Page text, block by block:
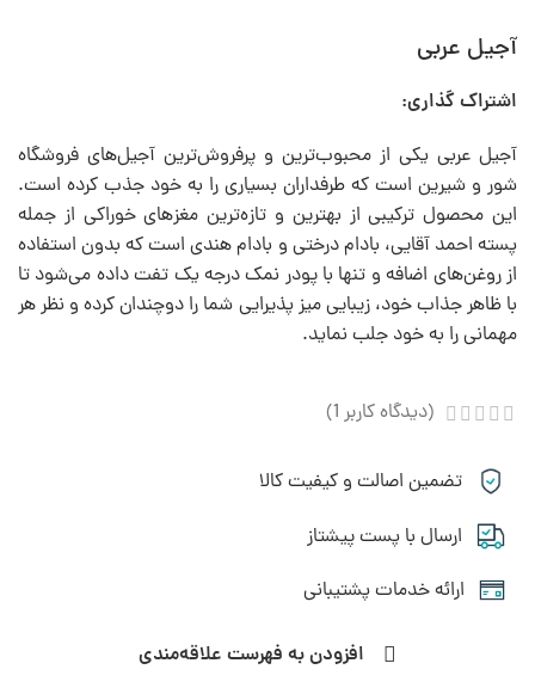
آجیل عربی
اشتراک گذاری:
آجیل عربی یکی از محبوب‌ترین و پرفروش‌ترین آجیل‌های فروشگاه
شور و شیرین است که طرفداران بسیاری را به خود جذب کرده است.
این محصول ترکیبی از بهترین و تازه‌ترین مغزهای خوراکی از جمله
پسته احمد آقایی، بادام درختی و بادام هندی است که بدون استفاده
از روغن‌های اضافه و تنها با پودر نمک درجه یک تفت داده می‌شود تا
با ظاهر جذاب خود، زیبایی میز پذیرایی شما را دوچندان کرده و نظر هر
مهمانی را به خود جلب نماید.
(دیدگاه کاربر 1
)
تضمین اصالت و کیفیت کالا
ارسال با پست پیشتاز
ارائه خدمات پشتیبانی
افزودن به فهرست علاقه‌مندی